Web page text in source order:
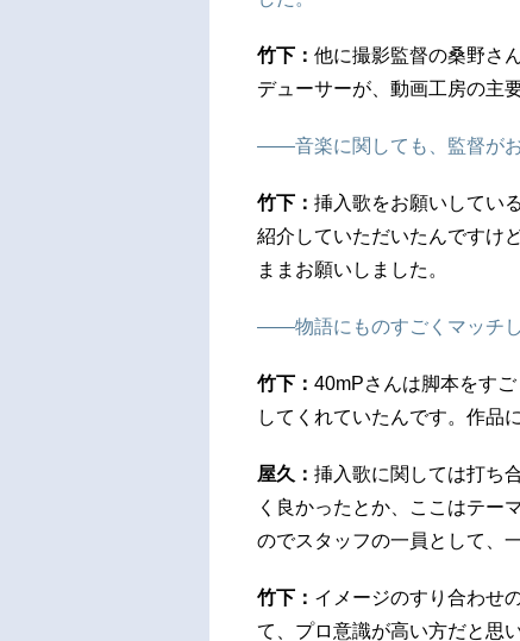
竹下： 他に撮影監督の桑野さ
デューサーが、動画工房の主
――音楽に関しても、監督が
竹下： 挿入歌をお願いしてい
紹介していただいたんですけ
ままお願いしました。
――物語にものすごくマッチし
竹下： 40mPさんは脚本をす
してくれていたんです。作品
屋久： 挿入歌に関しては打ち
く良かったとか、ここはテー
のでスタッフの一員として、
竹下： イメージのすり合わせ
て、プロ意識が高い方だと思